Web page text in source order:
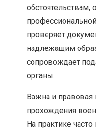
обстоятельствам,
проверяет
надлежащим
сопровождает
органы.
Важна и
прохождения
На практике